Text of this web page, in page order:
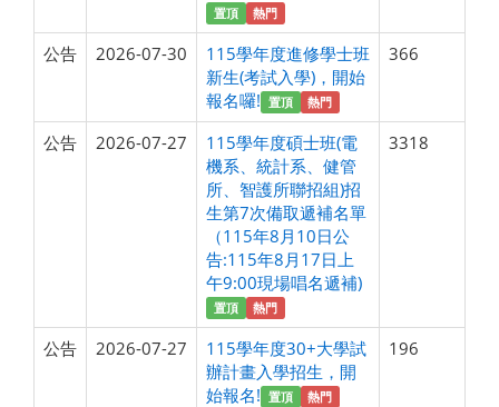
置頂 熱門
公告 2026-07-30
115學年度進修學士班
新生(考試入學)，開始
報名囉! 置頂 熱門
366
公告 2026-07-27
115學年度碩士班(電
機系、統計系、健管
所、智護所聯招組)招
生第7次備取遞補名單
（115年8月10日公
告:115年8月17日上
午9:00現場唱名遞補)
置頂 熱門
3318
公告 2026-07-27
115學年度30+大學試
辦計畫入學招生，開
始報名! 置頂 熱門
196